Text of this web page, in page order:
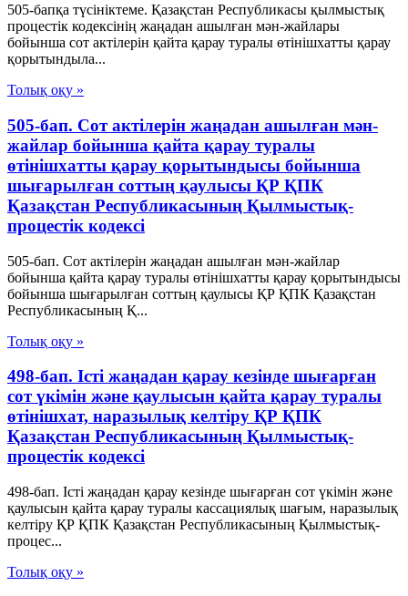
505-бапқа түсініктеме. Қазақстан Республикасы қылмыстық
процестік кодексінің жаңадан ашылған мән-жайлары
бойынша сот актілерін қайта қарау туралы өтінішхатты қарау
қорытындыла...
Толық оқу »
505-бап. Сот актілерін жаңадан ашылған мән-
жайлар бойынша қайта қарау туралы
өтінішхатты қарау қорытындысы бойынша
шығарылған соттың қаулысы ҚР ҚПК
Қазақстан Республикасының Қылмыстық-
процестік кодексi
505-бап. Сот актілерін жаңадан ашылған мән-жайлар
бойынша қайта қарау туралы өтінішхатты қарау қорытындысы
бойынша шығарылған соттың қаулысы ҚР ҚПК Қазақстан
Республикасының Қ...
Толық оқу »
498-бап. Істі жаңадан қарау кезінде шығарған
сот үкімін және қаулысын қайта қарау туралы
өтінішхат, наразылық келтіру ҚР ҚПК
Қазақстан Республикасының Қылмыстық-
процестік кодексi
498-бап. Істі жаңадан қарау кезінде шығарған сот үкімін және
қаулысын қайта қарау туралы кассациялық шағым, наразылық
келтіру ҚР ҚПК Қазақстан Республикасының Қылмыстық-
процес...
Толық оқу »